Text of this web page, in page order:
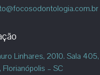
Linhares, 2010. Sala
Florianópolis – SC